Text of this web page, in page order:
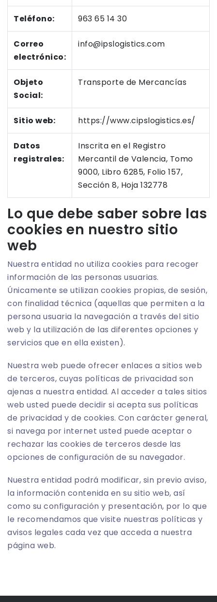
Teléfono: 963 65 14 30
Correo
electrónico:
info@ipslogistics.com
Objeto
Social:
Transporte de Mercancías
Sitio web: https://www.cipslogistics.es/
Datos
registrales:
Inscrita en el Registro
Mercantil de Valencia, Tomo
9000, Libro 6285, Folio 157,
Sección 8, Hoja 132778
Lo que debe saber sobre las
cookies en nuestro sitio
web
Nuestra entidad no utiliza cookies para recoger
información de las personas usuarias.
Únicamente se utilizan cookies propias, de sesión,
con finalidad técnica (aquellas que permiten a la
persona usuaria la navegación a través del sitio
web y la utilización de las diferentes opciones y
servicios que en ella existen).
Nuestra web puede ofrecer enlaces a sitios web
de terceros, cuyas políticas de privacidad son
ajenas a nuestra entidad. Al acceder a tales sitios
web usted puede decidir si acepta sus políticas
de privacidad y de cookies. Con carácter general,
si navega por internet usted puede aceptar o
rechazar las cookies de terceros desde las
opciones de configuración de su navegador.
Nuestra entidad podrá modificar, sin previo aviso,
la información contenida en su sitio web, así
como su configuración y presentación, por lo que
le recomendamos que visite nuestras políticas y
avisos legales cada vez que acceda a nuestra
página web.